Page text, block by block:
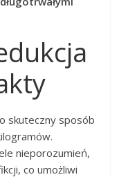
skuteczny sposób
nieporozumień,
co umożliwi